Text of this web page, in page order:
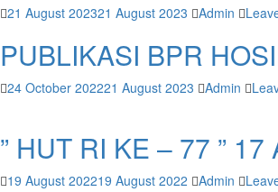
21 August 202321 August 2023 Admin
PUBLIKASI BPR
24 October 202221 August 2023 Admin
” HUT RI KE – 77 ”
19 August 202219 August 2022 Admin